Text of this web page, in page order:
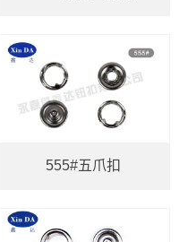
555#五爪扣